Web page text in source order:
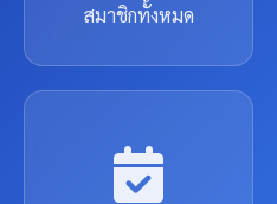
สมาชิกทั้งหมด